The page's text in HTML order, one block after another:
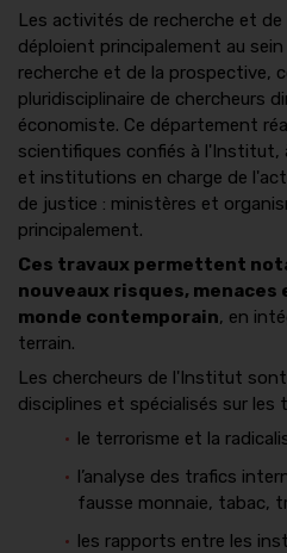
Les activités de recherche et
déploient principalement au
recherche et de la prospective,
pluridisciplinaire de chercheurs
économiste. Ce département
scientifiques confiés à l'Institut,
et institutions en charge de
de justice : ministères et
principalement.
Ces travaux permettent
nouveaux risques,
monde contemporain, en
terrain.
Les chercheurs de l'Institut
disciplines et spécialisés sur les
le terrorisme et la
l’analyse des trafics
fausse monnaie, tabac,
les rapports entre les